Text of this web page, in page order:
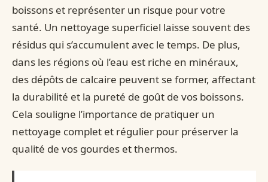
boissons et représenter un risque pour votre
santé. Un nettoyage superficiel laisse souvent des
résidus qui s’accumulent avec le temps. De plus,
dans les régions où l’eau est riche en minéraux,
des dépôts de calcaire peuvent se former, affectant
la durabilité et la pureté de goût de vos boissons.
Cela souligne l’importance de pratiquer un
nettoyage complet et régulier pour préserver la
qualité de vos gourdes et thermos.